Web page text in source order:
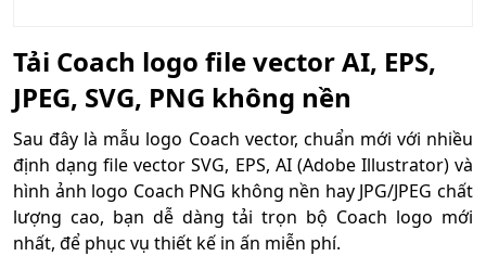
Tải Coach logo file vector AI, EPS,
JPEG, SVG, PNG không nền
Sau đây là mẫu logo Coach vector, chuẩn mới với nhiều
định dạng file vector SVG, EPS, AI (Adobe Illustrator) và
hình ảnh logo Coach PNG không nền hay JPG/JPEG chất
lượng cao, bạn dễ dàng tải trọn bộ Coach logo mới
nhất, để phục vụ thiết kế in ấn miễn phí.